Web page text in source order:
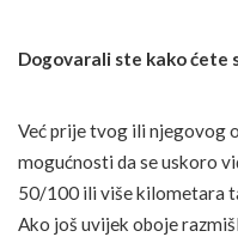
Dogovarali ste kako ćete
Već prije tvog ili njegovog
mogućnosti da se uskoro
50/100 ili više kilometara
Ako još uvijek oboje